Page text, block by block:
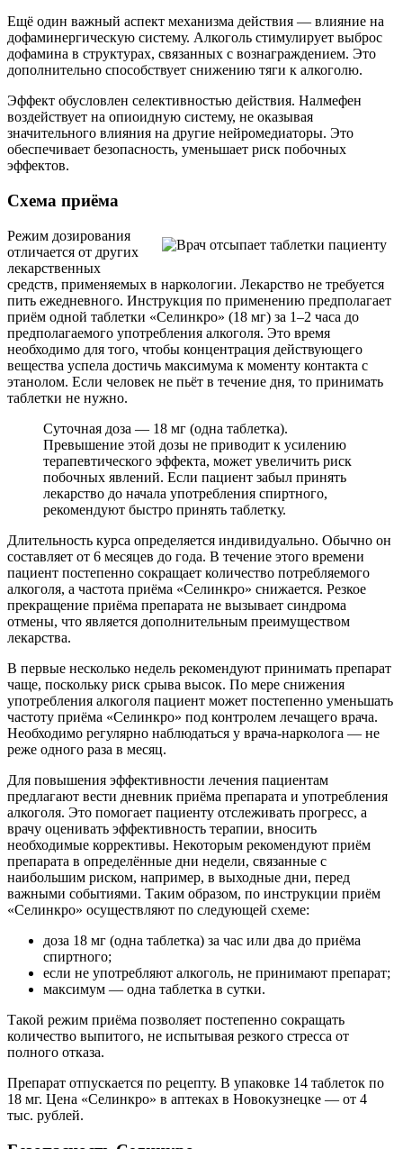
Ещё один важный аспект механизма действия — влияние на
дофаминергическую систему. Алкоголь стимулирует выброс
дофамина в структурах, связанных с вознаграждением. Это
дополнительно способствует снижению тяги к алкоголю.
Эффект обусловлен селективностью действия. Налмефен
воздействует на опиоидную систему, не оказывая
значительного влияния на другие нейромедиаторы. Это
обеспечивает безопасность, уменьшает риск побочных
эффектов.
Схема приёма
Режим дозирования
отличается от других
лекарственных
средств, применяемых в наркологии. Лекарство не требуется
пить ежедневного. Инструкция по применению предполагает
приём одной таблетки «Селинкро» (18 мг) за 1–2 часа до
предполагаемого употребления алкоголя. Это время
необходимо для того, чтобы концентрация действующего
вещества успела достичь максимума к моменту контакта с
этанолом. Если человек не пьёт в течение дня, то принимать
таблетки не нужно.
Суточная доза — 18 мг (одна таблетка).
Превышение этой дозы не приводит к усилению
терапевтического эффекта, может увеличить риск
побочных явлений. Если пациент забыл принять
лекарство до начала употребления спиртного,
рекомендуют быстро принять таблетку.
Длительность курса определяется индивидуально. Обычно он
составляет от 6 месяцев до года. В течение этого времени
пациент постепенно сокращает количество потребляемого
алкоголя, а частота приёма «Селинкро» снижается. Резкое
прекращение приёма препарата не вызывает синдрома
отмены, что является дополнительным преимуществом
лекарства.
В первые несколько недель рекомендуют принимать препарат
чаще, поскольку риск срыва высок. По мере снижения
употребления алкоголя пациент может постепенно уменьшать
частоту приёма «Селинкро» под контролем лечащего врача.
Необходимо регулярно наблюдаться у врача-нарколога — не
реже одного раза в месяц.
Для повышения эффективности лечения пациентам
предлагают вести дневник приёма препарата и употребления
алкоголя. Это помогает пациенту отслеживать прогресс, а
врачу оценивать эффективность терапии, вносить
необходимые коррективы. Некоторым рекомендуют приём
препарата в определённые дни недели, связанные с
наибольшим риском, например, в выходные дни, перед
важными событиями. Таким образом, по инструкции приём
«Селинкро» осуществляют по следующей схеме:
доза 18 мг (одна таблетка) за час или два до приёма
спиртного;
если не употребляют алкоголь, не принимают препарат;
максимум — одна таблетка в сутки.
Такой режим приёма позволяет постепенно сокращать
количество выпитого, не испытывая резкого стресса от
полного отказа.
Препарат отпускается по рецепту. В упаковке 14 таблеток по
18 мг. Цена «Селинкро» в аптеках в Новокузнецке — от 4
тыс. рублей.